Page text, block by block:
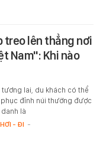
treo lên thẳng nơi
Nam": Khi nào
tương lai, du khách có thể
đỉnh núi thường được
là
- ĐI -